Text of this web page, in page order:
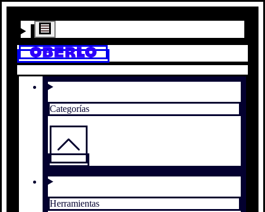
Categorías
Herramientas